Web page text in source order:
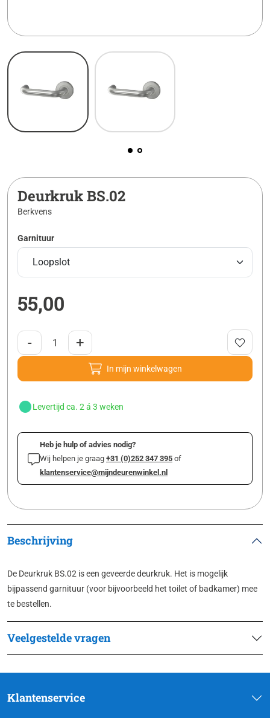
Deurkruk BS.02
Berkvens
Garnituur
55,00
- +
In mijn winkelwagen
Levertijd ca. 2 á 3 weken
Heb je hulp of advies nodig?
Wij helpen je graag +31 (0)252 347 395 of
klantenservice@mijndeurenwinkel.nl
Beschrijving
De Deurkruk BS.02 is een geveerde deurkruk. Het is mogelijk
bijpassend garnituur (voor bijvoorbeeld het toilet of badkamer) mee
te bestellen.
Veelgestelde vragen
Klantenservice